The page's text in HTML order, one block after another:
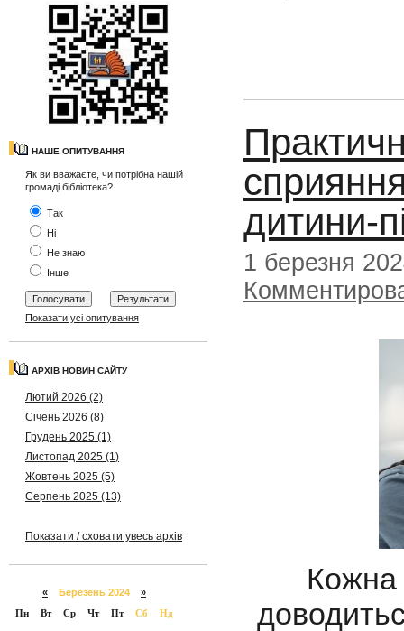
НАШЕ ОПИТУВАННЯ
Як ви вважаєте, чи потрібна нашій
громаді бібліотека?
Так
Ні
Не знаю
Інше
Показати усі опитування
АРХІВ НОВИН САЙТУ
Лютий 2026 (2)
Січень 2026 (8)
Грудень 2025 (1)
Листопад 2025 (1)
Жовтень 2025 (5)
Серпень 2025 (13)
Показати / сховати увесь архів
« Березень 2024 »
Пн
Вт Ср Чт Пт Сб Нд
дитини-
1 березня
Кожна